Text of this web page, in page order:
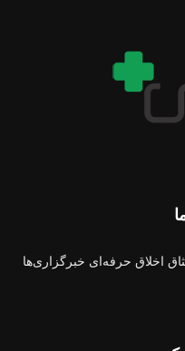
اخلاق حرفه‌ای خبرگزاری‌ها